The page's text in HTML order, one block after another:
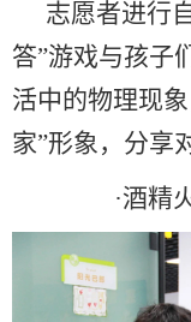
志愿者进行
答”游戏与孩子
活中的物理现象
家”形象，分享
·酒精